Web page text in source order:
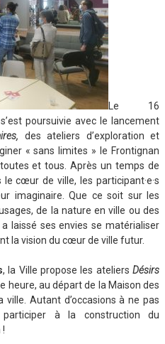
Le 16
poursuivie avec le lancement
des ateliers d’exploration et
« sans limites » le Frontignan
et tous. Après un temps de
cœur de ville, les participant·e·s
imaginaire. Que ce soit sur les
de la nature en ville ou des
laissé ses envies se matérialiser
la vision du cœur de ville futur.
, la Ville propose les ateliersDésirs
heure, au départ de la Maison des
Autant d’occasions à ne pas
à la construction du